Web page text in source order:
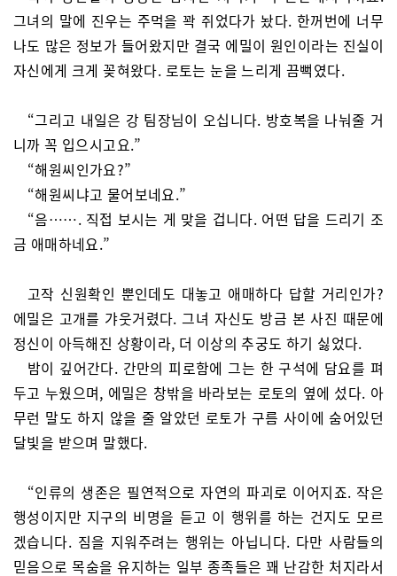
그녀의 말에 진우는 주먹을 꽉 쥐었다가 놨다. 한꺼번에 너무
나도 많은 정보가 들어왔지만 결국 에밀이 원인이라는 진실이
자신에게 크게 꽂혀왔다. 로토는 눈을 느리게 끔뻑였다.
“그리고 내일은 강 팀장님이 오십니다. 방호복을 나눠줄 거
니까 꼭 입으시고요.”
“해원씨인가요?”
“해원씨냐고 물어보네요.”
“음……. 직접 보시는 게 맞을 겁니다. 어떤 답을 드리기 조
금 애매하네요.”
고작 신원확인 뿐인데도 대놓고 애매하다 답할 거리인가?
에밀은 고개를 갸웃거렸다. 그녀 자신도 방금 본 사진 때문에
정신이 아득해진 상황이라, 더 이상의 추궁도 하기 싫었다.
밤이 깊어간다. 간만의 피로함에 그는 한 구석에 담요를 펴
두고 누웠으며, 에밀은 창밖을 바라보는 로토의 옆에 섰다. 아
무런 말도 하지 않을 줄 알았던 로토가 구름 사이에 숨어있던
달빛을 받으며 말했다.
“인류의 생존은 필연적으로 자연의 파괴로 이어지죠. 작은
행성이지만 지구의 비명을 듣고 이 행위를 하는 건지도 모르
겠습니다. 짐을 지워주려는 행위는 아닙니다. 다만 사람들의
믿음으로 목숨을 유지하는 일부 종족들은 꽤 난감한 처지라서